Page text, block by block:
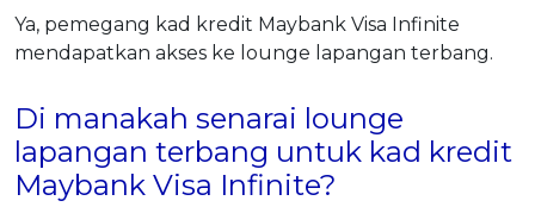
Ya, pemegang kad kredit Maybank Visa Infinite
mendapatkan akses ke lounge lapangan terbang.
Di manakah senarai lounge
lapangan terbang untuk kad kredit
Maybank Visa Infinite?